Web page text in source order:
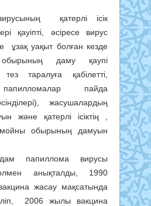
қатерлі ісік
қауіпті, әсіресе вирус
ұзақ уақыт болған кезде
даму қаупі
таралуға қабілетті,
пайда
жасушалардың
және қатерлі ісіктің ,
обырының дамуын
папиллома вирусы
анықталды, 1990
жасау мақсатында
2006 жылы вакцина